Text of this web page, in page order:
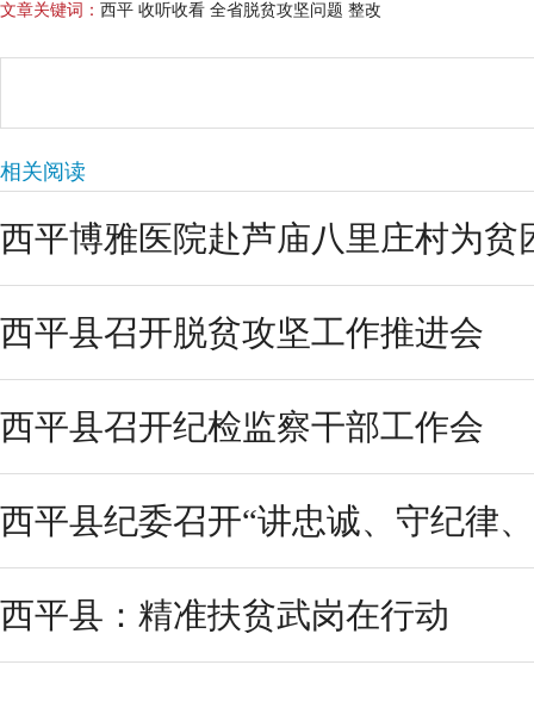
文章关键词： 西平 收听收看 全省脱贫攻坚问题 整改
相关阅读
西平博雅医院赴芦庙八里庄村为贫
西平县召开脱贫攻坚工作推进会
西平县召开纪检监察干部工作会
西平县纪委召开“讲忠诚、守纪律
西平县：精准扶贫武岗在行动